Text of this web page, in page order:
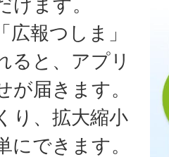
けます。
広報つしま」
ると、アプリ
が届きます。
り、拡大縮小
にできます。